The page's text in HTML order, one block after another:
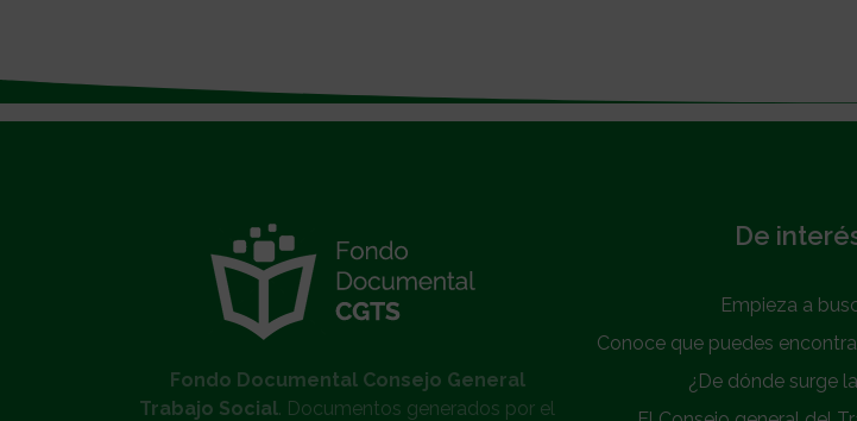
Fondo Documental Consejo General
Trabajo Social. Documentos generados por el
De
Empieza a
Conoce que puedes
¿De dónde surge